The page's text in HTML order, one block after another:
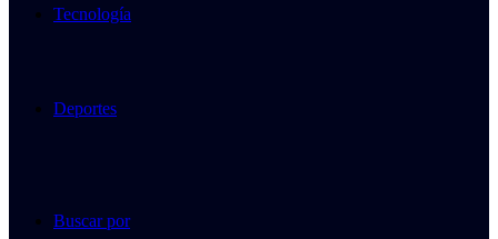
Tecnología
Deportes
Buscar por